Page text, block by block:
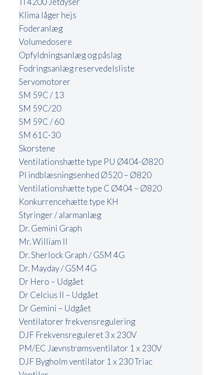
Klima låger hejs
Foderanlæg
Volumedosere
Opfyldningsanlæg og påslag
Fodringsanlæg reservedelsliste
Servomotorer
SM 59C / 13
SM 59C/20
SM 59C / 60
SM 61C-30
Skorstene
Ventilationshætte type PU Ø404-Ø820
PI indblæsningsenhed Ø520 – Ø820
Ventilationshætte type C Ø404 – Ø820
Konkurrencehætte type KH
Styringer / alarmanlæg
Dr. Gemini Graph
Mr. William II
Dr. Sherlock Graph / GSM 4G
Dr. Mayday / GSM 4G
Dr Hero – Udgået
Dr Celcius II – Udgået
Dr Gemini – Udgået
Ventilatorer frekvensregulering
DJF Frekvensreguleret 3 x 230V
PM/EC Jævnstrømsventilator 1 x 230V
DJF Bygholm ventilator 1 x 230 Triac